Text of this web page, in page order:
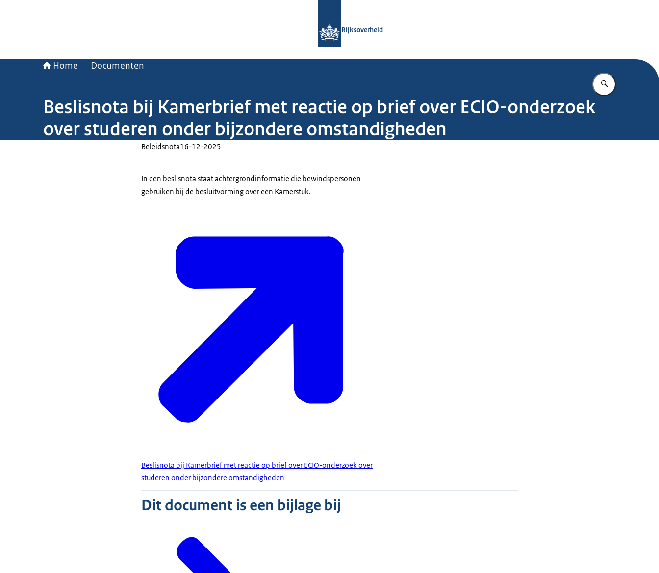
Rijksoverheid
Home Documenten
Vul in wat u
Beslisnota bij Kamerbrief met reactie op brief over ECIO-onderzoek
over studeren onder bijzondere omstandigheden
Beleidsnota16-12-2025
In een beslisnota staat achtergrondinformatie die bewindspersonen
gebruiken bij de besluitvorming over een Kamerstuk.
Beslisnota bij Kamerbrief met reactie op brief over ECIO-onderzoek over
studeren onder bijzondere omstandigheden
Dit document is een bijlage bij